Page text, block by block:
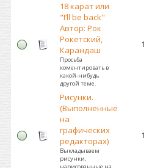
18 карат или
"I’ll be back"
Автор: Рок
Рокетский,
Карандаш
Просьба
коментировать в
какой-нибудь
другой теме.
1
Рисунки.
(Выполненные
на
графических
редакторах)
Выкладываем
рисунки,
1